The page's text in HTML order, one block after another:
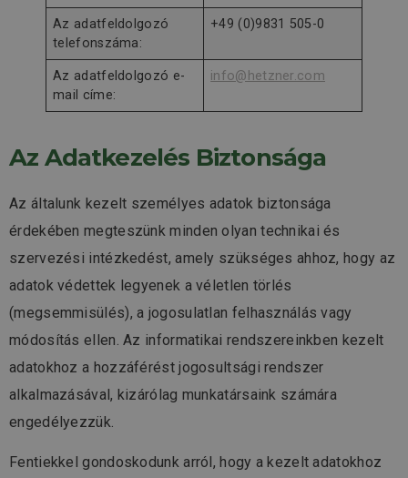
Az adatfeldolgozó
telefonszáma:
+49 (0)9831 505-0
Az adatfeldolgozó e-
mail címe:
info@hetzner.com
Az Adatkezelés Biztonsága
Az általunk kezelt személyes adatok biztonsága
érdekében megteszünk minden olyan technikai és
szervezési intézkedést, amely szükséges ahhoz, hogy az
adatok védettek legyenek a véletlen törlés
(megsemmisülés), a jogosulatlan felhasználás vagy
módosítás ellen. Az informatikai rendszereinkben kezelt
adatokhoz a hozzáférést jogosultsági rendszer
alkalmazásával, kizárólag munkatársaink számára
engedélyezzük.
Fentiekkel gondoskodunk arról, hogy a kezelt adatokhoz